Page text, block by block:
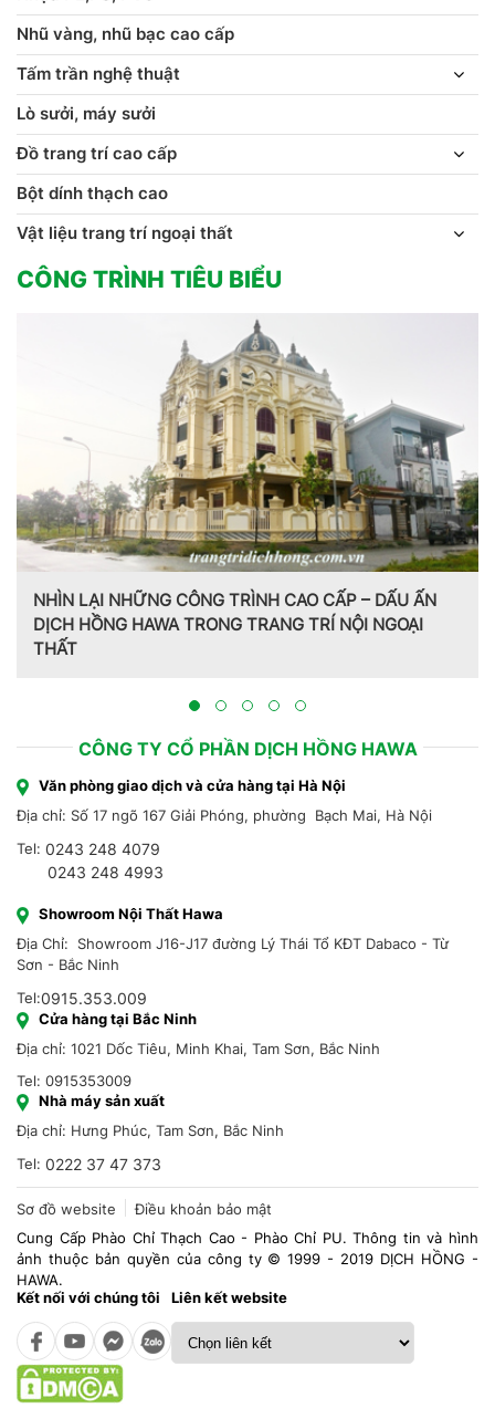
Nhũ vàng, nhũ bạc cao cấp
Tấm trần nghệ thuật
Lò sưởi, máy sưởi
Đồ trang trí cao cấp
Bột dính thạch cao
Vật liệu trang trí ngoại thất
CÔNG TRÌNH TIÊU BIỂU
Trang trí nội thất theo phong cách Pháp do CT CP Dịch
CÔNG TY CỔ PHẦN DỊCH HỒNG HAWA
Văn phòng giao dịch và cửa hàng tại Hà Nội
Địa chỉ: Số 17 ngõ 167 Giải Phóng, phường Bạch Mai, Hà Nội
Tel: 0243 248 4079
0243 248 4993
Showroom Nội Thất Hawa
Địa Chỉ: Showroom J16-J17 đường Lý Thái Tổ KĐT Dabaco - Từ
Sơn - Bắc Ninh
Tel:0915.353.009
Cửa hàng tại Bắc Ninh
Địa chỉ: 1021 Dốc Tiêu, Minh Khai, Tam Sơn, Bắc Ninh
Tel: 0915353009
Nhà máy sản xuất
Địa chỉ: Hưng Phúc, Tam Sơn, Bắc Ninh
Tel: 0222 37 47 373
Sơ đồ website
Điều khoản bảo mật
Cung Cấp Phào Chỉ Thạch Cao - Phào Chỉ PU. Thông tin và hình
ảnh thuộc bản quyền của công ty © 1999 - 2019 DỊCH HỒNG -
HAWA.
Kết nối với chúng tôi
Liên kết website